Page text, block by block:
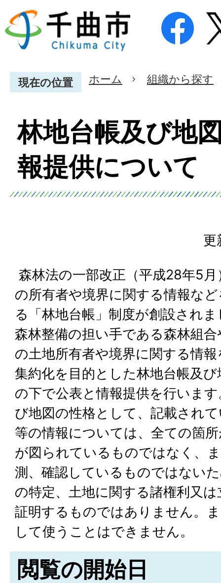
現在の位置 ホーム 組織から探す
林地台帳及び地
報提供について
更
森林法の一部改正（平成28年5
の所有者や境界に関する情報な
る「林地台帳」制度が創設され
森林整備の担い手である森林組
の土地所有者や境界に関する情
集約化を目的とした林地台帳及
の下で公表と情報提供を行いま
び地図の性格として、記載され
等の情報については、全ての箇
が図られているものではなく、
測、確認しているものではない
の特定、土地に関する諸権利又
証明するものではありません。
して使うことはできません。
閲覧の開始日